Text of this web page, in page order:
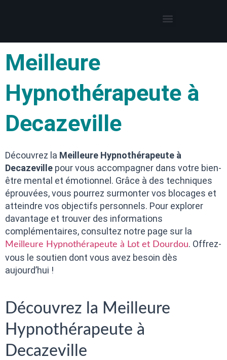
Meilleure
Hypnothérapeute à
Decazeville
Découvrez la Meilleure Hypnothérapeute à
Decazeville pour vous accompagner dans votre bien-
être mental et émotionnel. Grâce à des techniques
éprouvées, vous pourrez surmonter vos blocages et
atteindre vos objectifs personnels. Pour explorer
davantage et trouver des informations
complémentaires, consultez notre page sur la
Meilleure Hypnothérapeute à Lot et Dourdou. Offrez-
vous le soutien dont vous avez besoin dès
aujourd’hui !
Découvrez la Meilleure
Hypnothérapeute à
Decazeville